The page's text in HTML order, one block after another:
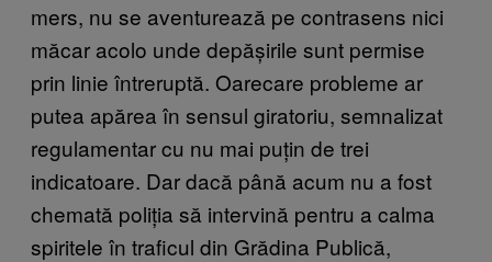
mers, nu se aventurează pe contrasens nici
măcar acolo unde depășirile sunt permise
prin linie întreruptă. Oarecare probleme ar
putea apărea în sensul giratoriu, semnalizat
regulamentar cu nu mai puțin de trei
indicatoare. Dar dacă până acum nu a fost
chemată poliția să intervină pentru a calma
spiritele în traficul din Grădina Publică,